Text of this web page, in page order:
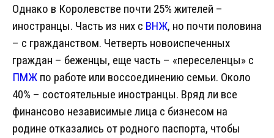
Однако в Королевстве почти 25% жителей –
иностранцы. Часть из них с ВНЖ, но почти половина
– с гражданством. Четверть новоиспеченных
граждан – беженцы, еще часть – «переселенцы» с
ПМЖ по работе или воссоединению семьи. Около
40% – состоятельные иностранцы. Вряд ли все
финансово независимые лица с бизнесом на
родине отказались от родного паспорта, чтобы